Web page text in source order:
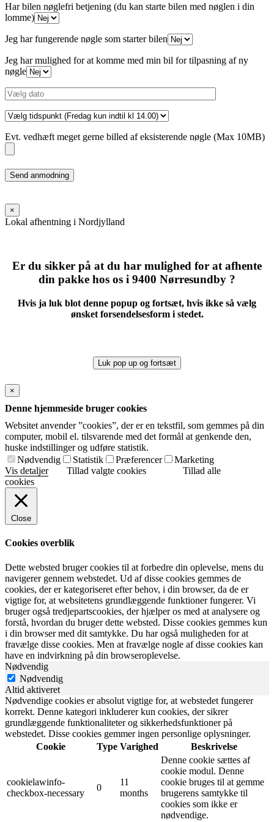
Har bilen nøglefri betjening (du kan starte bilen med nøglen i din
lomme)
Jeg har fungerende nøgle som starter bilen
Jeg har mulighed for at komme med min bil for tilpasning af ny
nøgle
Evt. vedhæft meget gerne billed af eksisterende nøgle (Max 10MB)
Please
leave
field
empty.
×
Lokal afhentning i Nordjylland
Er du sikker på at du har mulighed for at afhente
din pakke hos os i 9400 Nørresundby ?
Hvis ja luk blot denne popup og fortsæt, hvis ikke så vælg
ønsket forsendelsesform i stedet.
Luk pop up og fortsæt
×
Denne hjemmeside bruger cookies
Websitet anvender ”cookies”, der er en tekstfil, som gemmes på din
computer, mobil el. tilsvarende med det formål at genkende den,
huske indstillinger og udføre statistik.
Nødvendig
Statistik Præferencer
Marketing
Vis detaljer
Tillad valgte cookies
Tillad alle
cookies
Close
Cookies overblik
Dette websted bruger cookies til at forbedre din oplevelse, mens du
navigerer gennem webstedet. Ud af disse cookies gemmes de
cookies, der er kategoriseret efter behov, i din browser, da de er
vigtige for, at websitetens grundlæggende funktioner fungerer. Vi
bruger også tredjepartscookies, der hjælper os med at analysere og
forstå, hvordan du bruger dette websted. Disse cookies gemmes kun
i din browser med dit samtykke. Du har også muligheden for at
fravælge disse cookies. Men at fravælge nogle af disse cookies kan
have en indvirkning på din browseroplevelse.
Nødvendig
Nødvendig
Altid aktiveret
Nødvendige cookies er absolut vigtige for, at webstedet fungerer
korrekt. Denne kategori inkluderer kun cookies, der sikrer
grundlæggende funktionaliteter og sikkerhedsfunktioner på
webstedet. Disse cookies gemmer ingen personlige oplysninger.
Cookie
Type Varighed Beskrivelse
cookielawinfo-
checkbox-necessary
0
11
months
Denne cookie sættes af
cookie modul. Denne
cookie bruges til at gemme
brugerens samtykke til
cookies som ikke er
nødvendige.